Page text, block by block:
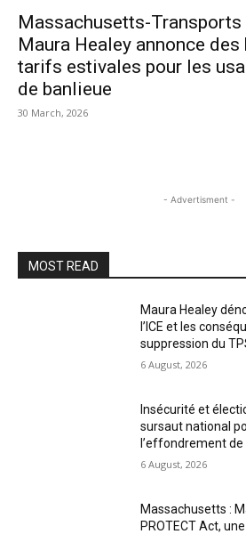
Massachusetts-Transports
Maura Healey annonce
tarifs estivales pour les
de banlieue
30 March, 2026
- Advertisment -
MOST READ
Maura Healey
l’ICE et les
suppression du
6 August, 2026
Insécurité et
sursaut national
l’effondrement
6 August, 2026
Massachusetts :
PROTECT Act,